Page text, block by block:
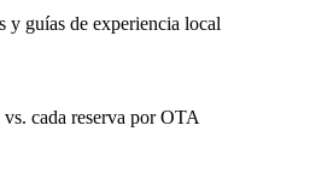
y guías de experiencia local
vs. cada reserva por OTA